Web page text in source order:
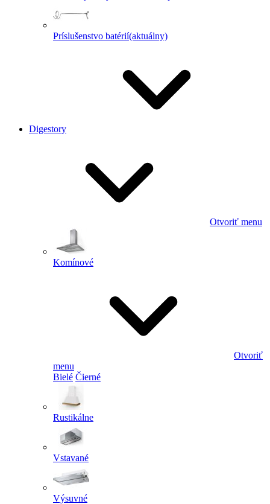
Príslušenstvo batérií(aktuálny)
Digestory
Otvoriť menu
Komínové
Otvoriť
menu
Bielé Čierné
Rustikálne
Vstavané
Výsuvné